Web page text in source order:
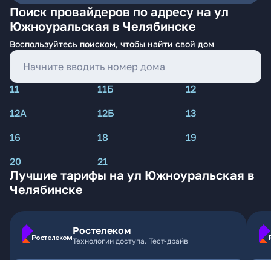
Поиск провайдеров по адресу на ул
Южноуральская в Челябинске
Воспользуйтесь поиском, чтобы найти свой дом
11 11Б
12
12А
12Б
13
16
18
19
20
21
Лучшие тарифы на ул Южноуральская в
Челябинске
Ростелеком
Технологии доступа. Тест-драйв